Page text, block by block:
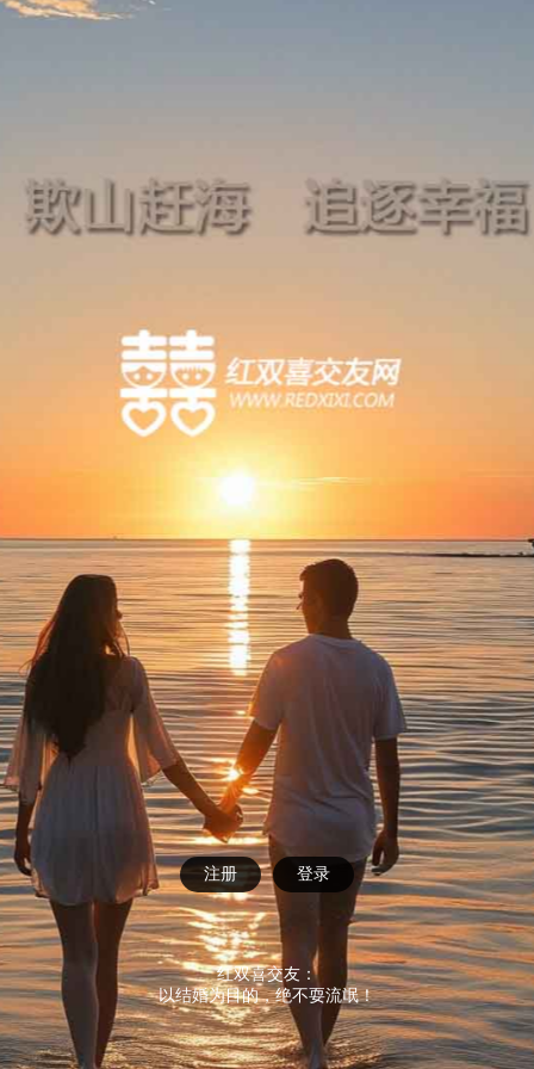
注册 登录
红双喜交友：
以结婚为目的，绝不耍流氓！